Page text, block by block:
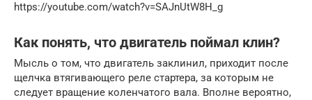
https://youtube.com/watch?v=SAJnUtW8H_g
Как понять, что двигатель поймал клин?
Мысль о том, что двигатель заклинил, приходит после
щелчка втягивающего реле стартера, за которым не
следует вращение коленчатого вала. Вполне вероятно,